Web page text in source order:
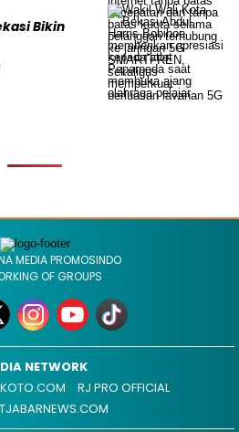
Bikin
MEDIA PROMOSINDO
OF GROUPS
NETWORK
RJ PRO OFFICIAL